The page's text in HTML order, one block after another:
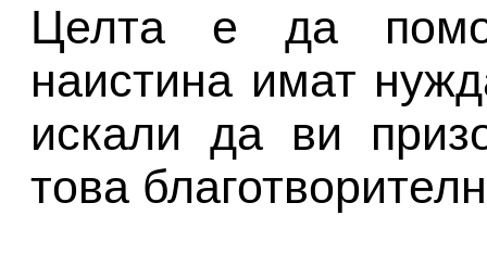
Целта е да
наистина имат
искали да ви
това